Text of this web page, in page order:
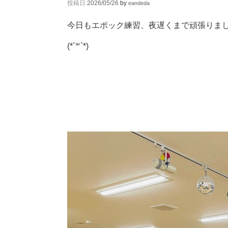
投稿日 2026/05/26 by eandeda
今日もエポック練習、夜遅くまで頑張りま
(*´꒳`*)